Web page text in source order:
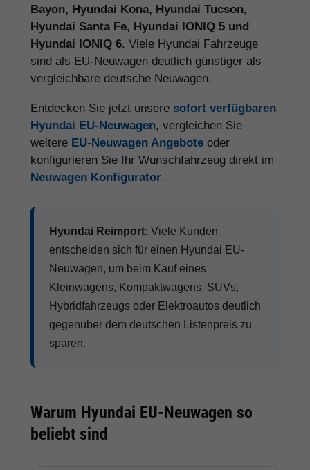
Bayon, Hyundai Kona, Hyundai Tucson,
Hyundai Santa Fe, Hyundai IONIQ 5 und
Hyundai IONIQ 6. Viele Hyundai Fahrzeuge
sind als EU-Neuwagen deutlich günstiger als
vergleichbare deutsche Neuwagen.
Entdecken Sie jetzt unsere sofort verfügbaren
Hyundai EU-Neuwagen, vergleichen Sie
weitere EU-Neuwagen Angebote oder
konfigurieren Sie Ihr Wunschfahrzeug direkt im
Neuwagen Konfigurator.
Hyundai Reimport: Viele Kunden
entscheiden sich für einen Hyundai EU-
Neuwagen, um beim Kauf eines
Kleinwagens, Kompaktwagens, SUVs,
Hybridfahrzeugs oder Elektroautos deutlich
gegenüber dem deutschen Listenpreis zu
sparen.
Warum Hyundai EU-Neuwagen so
beliebt sind